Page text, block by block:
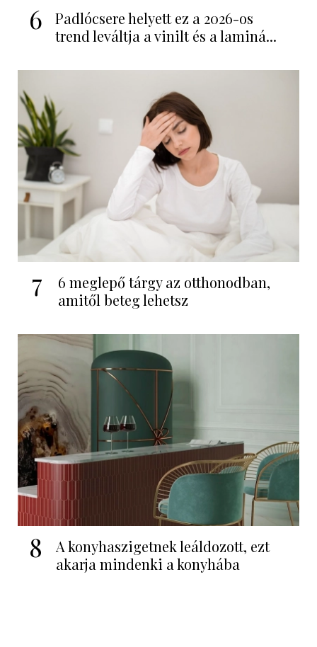
6
Padlócsere helyett ez a 2026-os
trend leváltja a vinilt és a laminá...
7
6 meglepő tárgy az otthonodban,
amitől beteg lehetsz
8
A konyhaszigetnek leáldozott, ezt
akarja mindenki a konyhába